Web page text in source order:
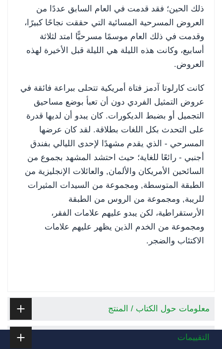
ذلك الحين؛ فقد قدمت في العام السابق عددًا من
العروض المسرحية المسائية التي حققت نجاحًا كبيرًا،
وقدمت في ذلك العام موسمًا مسرحيًّا امتد لثلاثة
أسابيع، وكانت هذه الليلة هي الليلة قبل الأخيرة لهذه
العروض.
كانت كارلوتا آدمز فتاة أمريكية تتحلى ببراعة فائقة في
عروض التمثيل الفردي دون أن تعبأ بوضع مساحيق
التجميل أو بضبط الديكورات. كان يبدو أن لديها قدرة
على التحدث بكل اللغات بطلاقة. لقد كان عرضها
المسرحي - الذي يقدم مشهدًا لإحدى الليالي بفندق
أجنبي - رائعًا للغاية؛ حيث احتشد المشهد بجموع من
السائحين الأمريكان والألمان, والعائلات الإنجليزية من
الطبقة المتوسطة, ومجموعة من السيدات المثيرات
للريبة, ومجموعة من الروس من الطبقة
الأرستقراطية، لكن يبدو عليهم علامات الفقر،
ومجموعة من الخدم الذين يظهر عليهم علامات
الاكتئاب والضجر.
معلومات حول الكتاب / المنتج
التقييمات